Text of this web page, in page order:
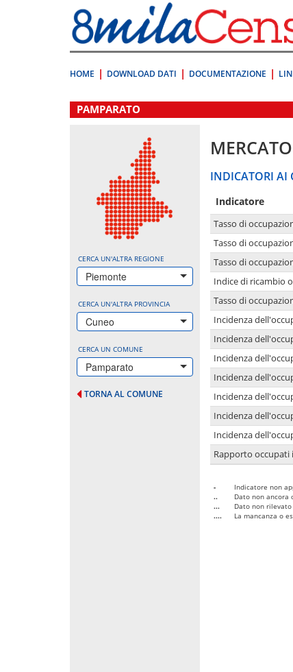
direttamente
a:
Contenuto
HOME DOWNLOAD DATI DOCUMENTAZIONE
.
PAMPARATO
CERCA UN'ALTRA REGIONE
Piemonte
CERCA UN'ALTRA PROVINCIA
Cuneo
CERCA UN COMUNE
Pamparato
TORNA AL COMUNE
INDICATORI AI
Indicatore
Tasso di
Tasso di
Tasso di
Indice di ricambio
Tasso di
Incidenza
Incidenza
Incidenza
Incidenza
Incidenza
Incidenza
Incidenza
Rapporto
-
Indicatore non
..
Dato non ancora
...
Dato non rilevato
....
La mancanza o